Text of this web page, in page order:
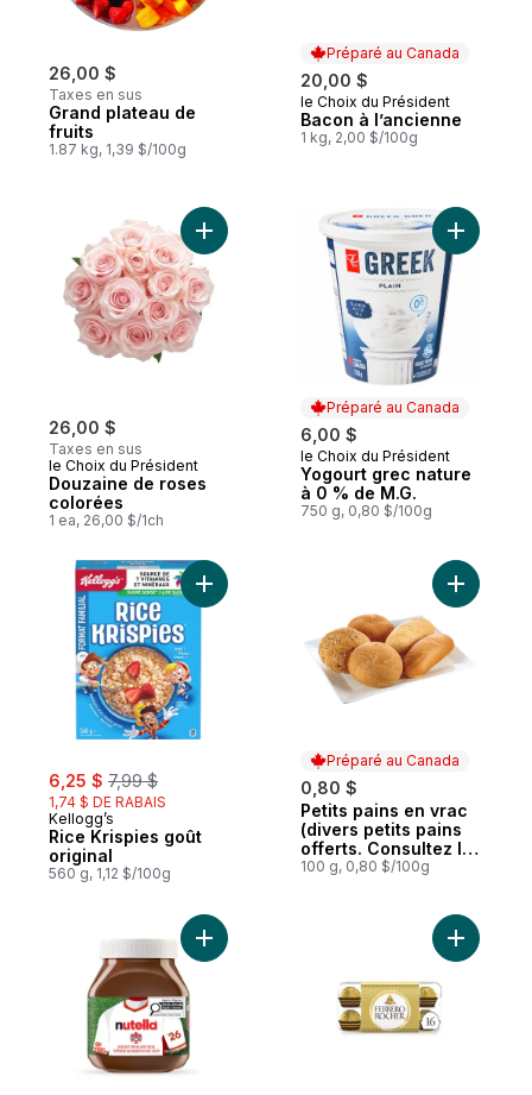
26,00 $
Taxes en sus
Grand plateau de
fruits
1.87 kg, 1,39 $/100g
Préparé au Canada
20,00 $
Préparé au Canada
le Choix du Président
Bacon à l’ancienne
1 kg, 2,00 $/100g
26,00 $
Taxes en sus
le Choix du Président
Douzaine de roses
colorées
1 ea, 26,00 $/1ch
Ajouter Douzaine de roses colorées au
Préparé au Canada
6,00 $
Préparé au Canada
le Choix du Président
Yogourt grec nature
à 0 % de M.G.
750 g, 0,80 $/100g
Ajouter
sale:
6,25 $ , formerly:
7,99 $
1,74 $ DE RABAIS
Kellogg’s
Rice Krispies goût
original
560 g, 1,12 $/100g
Ajouter Rice Krispies goût original au
Préparé au Canada
0,80 $
Préparé au Canada
Petits pains en vrac
(divers petits pains
offerts. Consultez la
description de
100 g, 0,80 $/100g
Ajouter
Ajouter Pâte à tartiner aux noisettes
Ajouter